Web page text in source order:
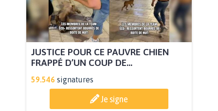
JUSTICE POUR CE PAUVRE CHIEN
FRAPPÉ D’UN COUP DE...
59.546 signatures
Je signe